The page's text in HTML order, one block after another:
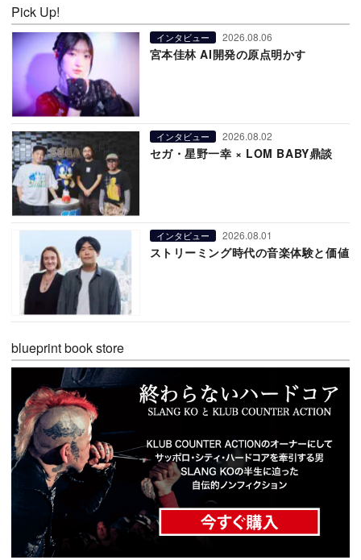
Pick Up!
インタビュー 2026.08.06
宮本佳林 AI開発の原点明かす
インタビュー 2026.08.02
セガ・星野一幸 × LOM BABY鼎談
インタビュー 2026.08.01
ストリーミング時代の音楽体験と価値
blueprint book store